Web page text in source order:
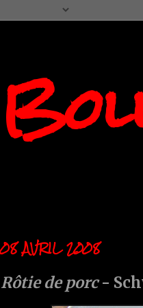
08 AVRIL 2008
Rôtie de porc-